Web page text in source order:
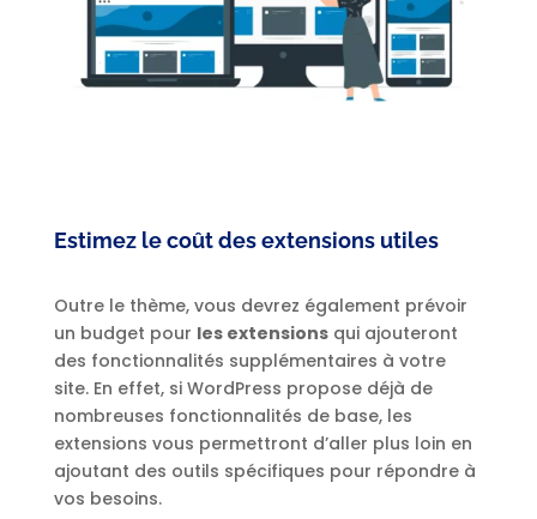
Estimez le coût des extensions utiles
Outre le thème, vous devrez également prévoir
un budget pour les extensionsqui ajouteront
des fonctionnalités supplémentaires à votre
site. En effet, si WordPress propose déjà de
nombreuses fonctionnalités de base, les
extensions vous permettront d’aller plus loin en
ajoutant des outils spécifiques pour répondre à
vos besoins.